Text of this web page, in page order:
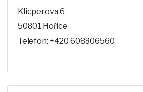
Klicperova 6
50801 Hořice
Telefon: +420 608806560